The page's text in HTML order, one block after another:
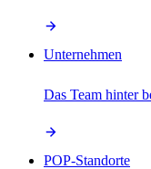
Unternehmen
Das Team hinter
POP-Standorte